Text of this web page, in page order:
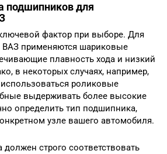
подшипников для
фактор при выборе. Для
ВАЗ применяются шариковые
плавность хода и низкий
в некоторых случаях, например,
использоваться роликовые
выдерживать более высокие
определить тип подшипника,
узле вашего автомобиля.
строго соответствовать